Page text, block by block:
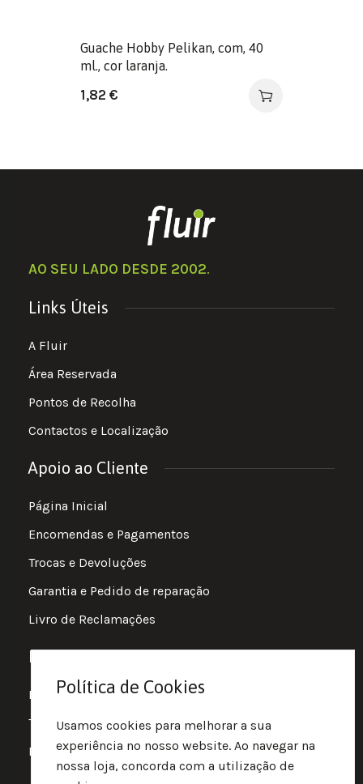
Guache Hobby Pelikan, com, 40
ml., cor laranja.
1,82 €
AO SEU LADO DESDE 2002.
Links Úteis
A Fluir
Área Reservada
Pontos de Recolha
Contactos e Localização
Apoio ao Cliente
Página Inicial
Encomendas e Pagamentos
Trocas e Devoluções
Garantia e Pedido de reparação
Livro de Reclamações
Informações
Política de Privacidade
Termos e Condições
Política de Cookies
Política de Cookies
Usamos cookies para melhorar a sua
experiência no nosso website. Ao navegar na
nossa loja, concorda com a utilização de